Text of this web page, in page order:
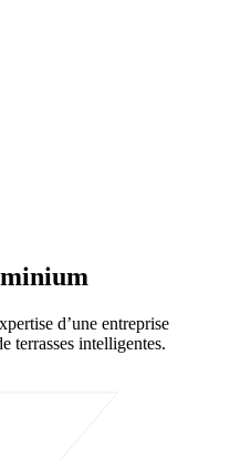
d’une entreprise
terrasses intelligentes.